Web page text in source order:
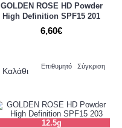
GOLDEN ROSE HD Powder
High Definition SPF15 201
6,60€
Καλάθι Επιθυμητό Σύγκριση
12.5g